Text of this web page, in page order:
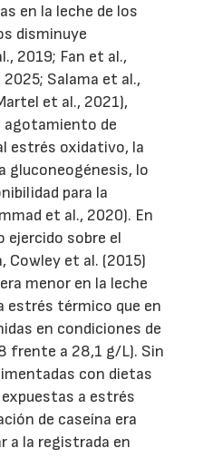
en la leche de los
disminuye
2019; Fan et al.,
Salama et al.,
et al., 2021),
agotamiento de
estrés oxidativo, la
gluconeogénesis, lo
para la
et al., 2020). En
ejercido sobre el
Cowley et al. (2015)
menor en la leche
estrés térmico que en
en condiciones de
frente a 28,1 g/L). Sin
con dietas
a estrés
de caseína era
a la registrada en